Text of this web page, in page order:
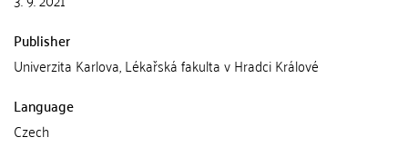
Publisher
Univerzita Karlova, Lékařská fakulta v Hradci Králové
Language
Czech